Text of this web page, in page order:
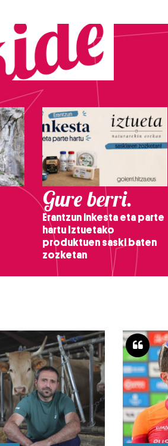
Gure berri.
Erantzun inkesta eta parte
hartu Iztuetako
produktuen saski baten
zozketan